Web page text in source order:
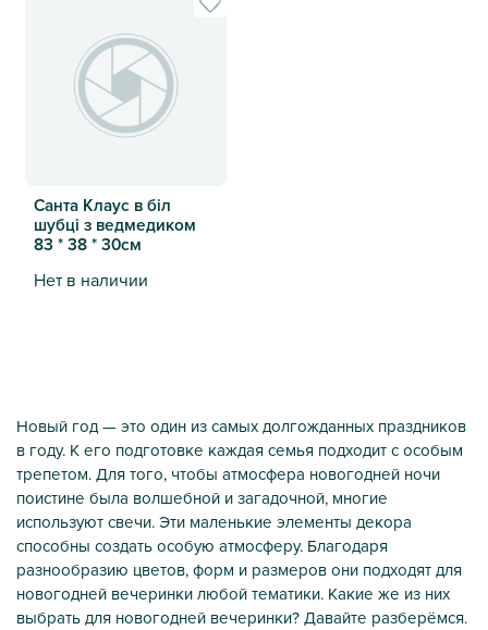
Санта Клаус в біл
шубці з ведмедиком
83 * 38 * 30см
Нет в наличии
Новый год — это один из самых долгожданных праздников
в году. К его подготовке каждая семья подходит с особым
трепетом. Для того, чтобы атмосфера новогодней ночи
поистине была волшебной и загадочной, многие
используют свечи. Эти маленькие элементы декора
способны создать особую атмосферу. Благодаря
разнообразию цветов, форм и размеров они подходят для
новогодней вечеринки любой тематики. Какие же из них
выбрать для новогодней вечеринки? Давайте разберёмся.